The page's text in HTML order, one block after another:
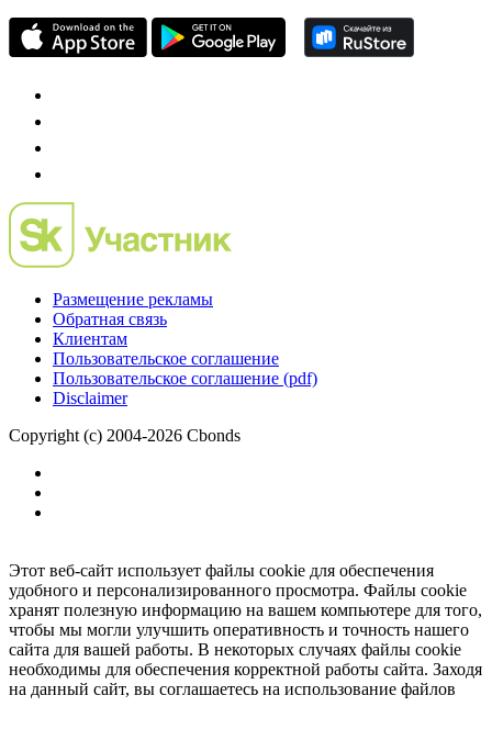
Размещение рекламы
Обратная связь
Клиентам
Пользовательское соглашение
Пользовательское соглашение (pdf)
Disclaimer
Copyright (c) 2004-2026 Cbonds
Этот веб-сайт использует файлы cookie для обеспечения
удобного и персонализированного просмотра. Файлы cookie
хранят полезную информацию на вашем компьютере для того,
чтобы мы могли улучшить оперативность и точность нашего
сайта для вашей работы. В некоторых случаях файлы cookie
необходимы для обеспечения корректной работы сайта. Заходя
на данный сайт, вы соглашаетесь на использование файлов